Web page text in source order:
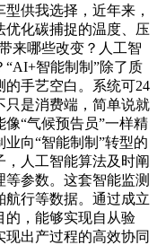
供我选择，近年来，
化碳捕捉的温度、压
来哪些改变？人工智
智能制制”除了质
手艺空白。系统可24
只是消费端，简单说就
“气候预告员”一样精
向“智能制制”转型的
人工智能算法及时阐
参数。这套智能监测
航行等数据。通过成立
的，能够实现自从验
出产过程的高效协同